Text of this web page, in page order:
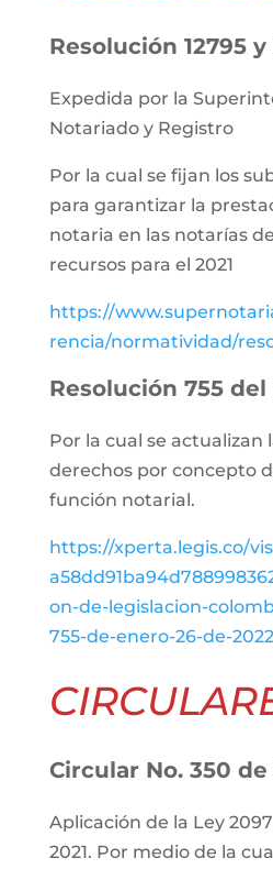
Resolución 12795 y
Expedida por la
Notariado y Registro
Por la cual se fijan los
para garantizar la
notaria en las notarías
recursos para el 2021
https://
rencia/normatividad/
Resolución 755 del
Por la cual se actualizan
derechos por concepto
función notarial.
https://xperta.legis.co/
on-de-legislacion-
755-de-enero-26-de-2022
Circular No. 350 de
Aplicación de la Ley
2021. Por medio de la